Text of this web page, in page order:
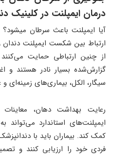
درمان ایمپلنت در کلینیک
آیا ایمپلنت باعث سرطان
ارتباط بین شکست ایمپلنت
از چنین ارتباطی حمایت
گزارش‌شده بسیار نادر هستند و
سیگار، الکل، بیماری‌های زمینه‌ای
رعایت بهداشت دهان،
ایمپلنت‌های استاندارد
کمک کند. بیماران باید با
فردی خود را ارزیابی کنند و